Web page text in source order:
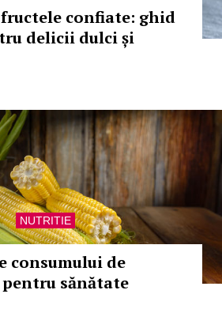
confiate: ghid
delicii dulci și
NUTRITIE
consumului de
sănătate